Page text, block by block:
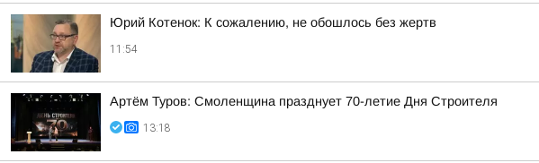
Юрий Котенок: К сожалению, не обошлось без жертв
11:54
Артём Туров: Смоленщина празднует 70-летие Дня Строителя
13:18